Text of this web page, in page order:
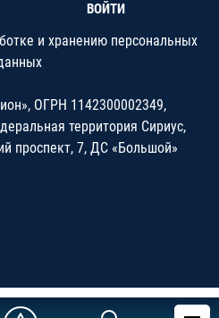
ВОЙТИ
и хранению персональных
ОГРН 1142300002349,
территория Сириус,
проспект, 7, ДС «Большой»